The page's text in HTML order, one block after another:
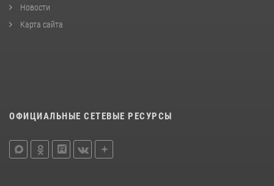
Новости
Карта сайта
ОФИЦИАЛЬНЫЕ СЕТЕВЫЕ РЕСУРСЫ